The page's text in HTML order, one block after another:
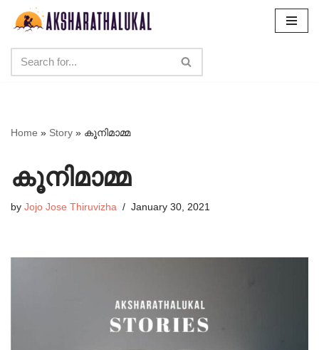
content
Home » Story » കൂനിമാമ്മ
കൂനിമാമ്മ
by Jojo Jose Thiruvizha January 30, 2021